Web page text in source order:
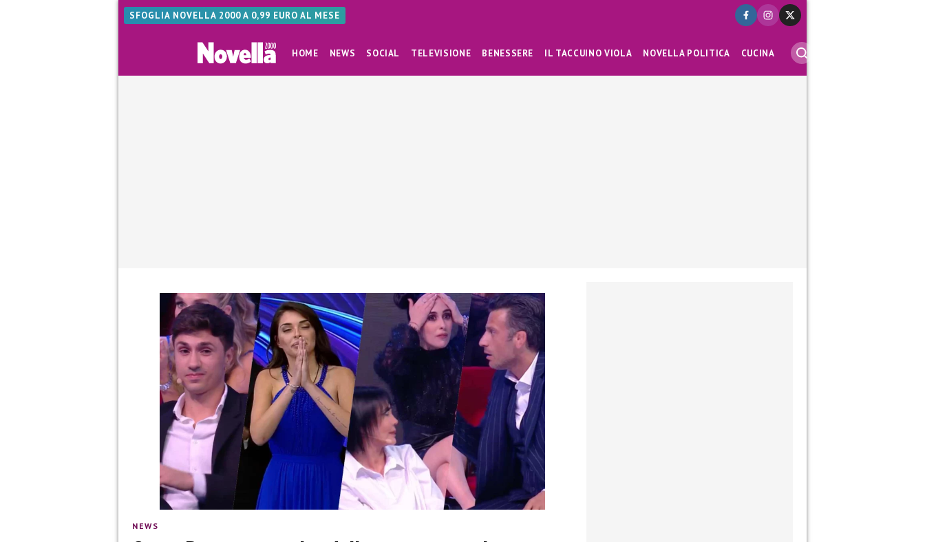
SFOGLIA NOVELLA 2000 A 0,99 EURO AL MESE
HOME NEWS SOCIAL TELEVISIONE BENESSERE IL TACCUINO VIOLA NOVELLA POLITICA CUCINA
NEWS